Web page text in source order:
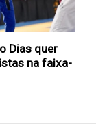
Dias quer
na faixa-